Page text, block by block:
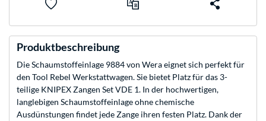
Produktbeschreibung
Die Schaumstoffeinlage 9884 von Wera eignet sich perfekt für
den Tool Rebel Werkstattwagen. Sie bietet Platz für das 3-
teilige KNIPEX Zangen Set VDE 1. In der hochwertigen,
langlebigen Schaumstoffeinlage ohne chemische
Ausdünstungen findet jede Zange ihren festen Platz. Dank der